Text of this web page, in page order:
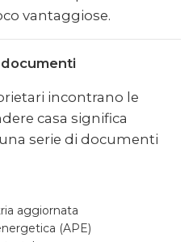
vantaggiose.
incontrano le
casa significa
serie di documenti
aggiornata
(APE)